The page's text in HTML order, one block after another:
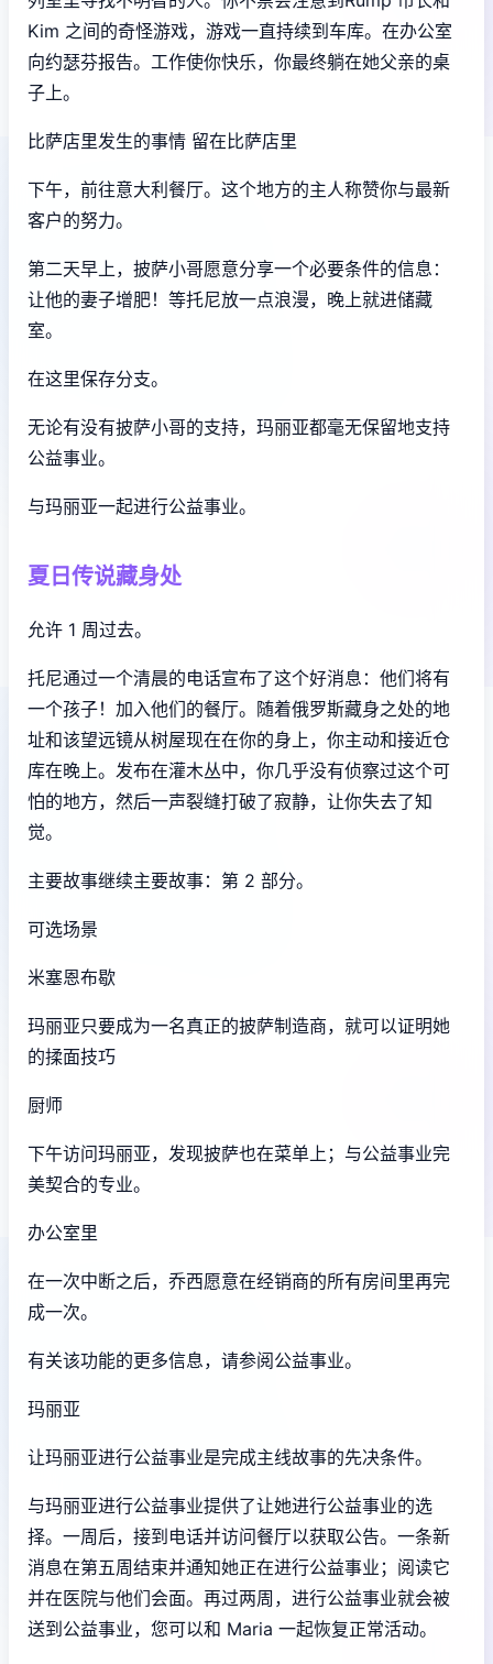
Kim 之间的奇怪游戏，游戏一直持续到车库。在办公室
向约瑟芬报告。工作使你快乐，你最终躺在她父亲的桌
子上。
比萨店里发生的事情 留在比萨店里
下午，前往意大利餐厅。这个地方的主人称赞你与最新
客户的努力。
第二天早上，披萨小哥愿意分享一个必要条件的信息：
让他的妻子增肥！等托尼放一点浪漫，晚上就进储藏
室。
在这里保存分支。
无论有没有披萨小哥的支持，玛丽亚都毫无保留地支持
公益事业。
与玛丽亚一起进行公益事业。
夏日传说藏身处
允许 1 周过去。
托尼通过一个清晨的电话宣布了这个好消息：他们将有
一个孩子！加入他们的餐厅。随着俄罗斯藏身之处的地
址和该望远镜从树屋现在在你的身上，你主动和接近仓
库在晚上。发布在灌木丛中，你几乎没有侦察过这个可
怕的地方，然后一声裂缝打破了寂静，让你失去了知
觉。
主要故事继续主要故事：第 2 部分。
可选场景
米塞恩布歇
玛丽亚只要成为一名真正的披萨制造商，就可以证明她
的揉面技巧
厨师
下午访问玛丽亚，发现披萨也在菜单上；与公益事业完
美契合的专业。
办公室里
在一次中断之后，乔西愿意在经销商的所有房间里再完
成一次。
有关该功能的更多信息，请参阅公益事业。
玛丽亚
让玛丽亚进行公益事业是完成主线故事的先决条件。
与玛丽亚进行公益事业提供了让她进行公益事业的选
择。一周后，接到电话并访问餐厅以获取公告。一条新
消息在第五周结束并通知她正在进行公益事业；阅读它
并在医院与他们会面。再过两周，进行公益事业就会被
送到公益事业，您可以和 Maria 一起恢复正常活动。